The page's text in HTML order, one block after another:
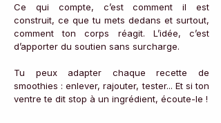
Ce qui compte, c’est comment il est
construit, ce que tu mets dedans et surtout,
comment ton corps réagit. L’idée, c’est
d’apporter du soutien sans surcharge.
Tu peux adapter chaque recette de
smoothies : enlever, rajouter, tester... Et si ton
ventre te dit stop à un ingrédient, écoute-le !